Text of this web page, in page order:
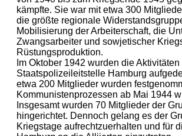
kämpfte. Sie war mit etwa 300
die größte regionale
Mobilisierung der Arbeiterschaft, die
Zwangsarbeiter und sowjetischer
Rüstungsproduktion.
Im Oktober 1942 wurden die
Staatspolizeileitstelle Hamburg
etwa 200 Mitglieder wurden
Kommunistenprozessen ab Mai 1944
Insgesamt wurden 70 Mitglieder der
hingerichtet. Dennoch gelang es der
Kriegstage aufrechtzuerhalten und für